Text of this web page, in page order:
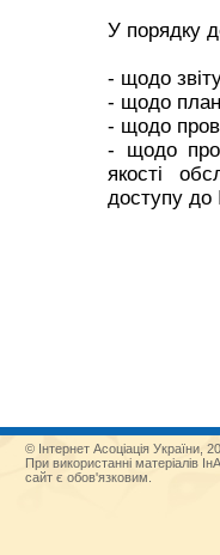
У порядку
- щодо
- щодо
- щодо
- щодо
якості
доступу до
© Інтернет Асоціація України,
При використанні матеріалів
сайт є обов'язковим.